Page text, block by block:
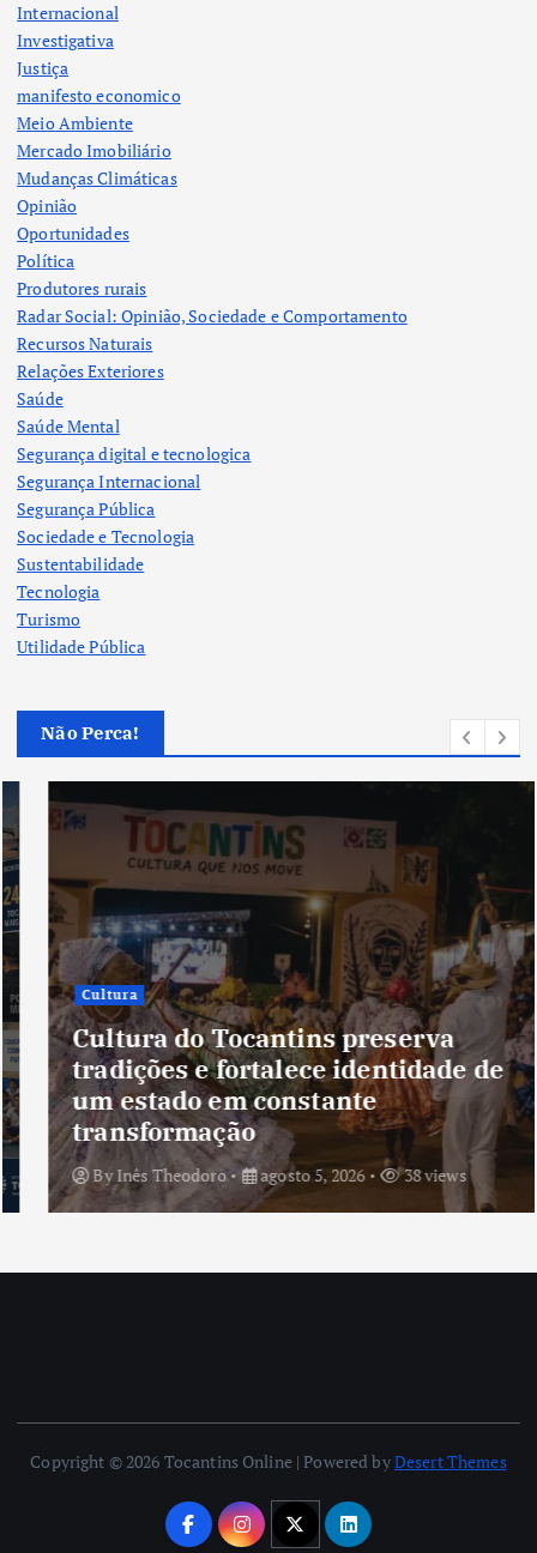
Internacional
Investigativa
Justiça
manifesto economico
Meio Ambiente
Mercado Imobiliário
Mudanças Climáticas
Opinião
Oportunidades
Política
Produtores rurais
Radar Social: Opinião, Sociedade e Comportamento
Recursos Naturais
Relações Exteriores
Saúde
Saúde Mental
Segurança digital e tecnologica
Segurança Internacional
Segurança Pública
Sociedade e Tecnologia
Sustentabilidade
Tecnologia
Turismo
Utilidade Pública
Não Perca!
Cultura
Cultura do Tocantins preserva
tradições e fortalece identidade de
um estado em constante
transformação
ByInês Theodoro agosto 5, 2026 38 views
Copyright © 2026 Tocantins Online | Powered byDesert Themes